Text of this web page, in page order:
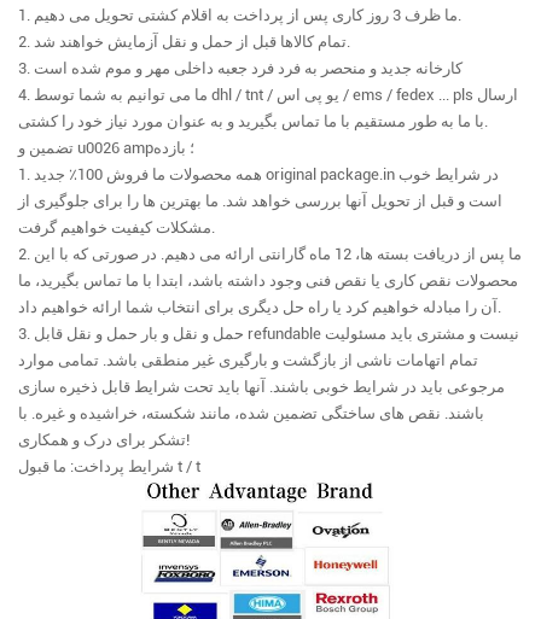
1. ما ظرف 3 روز کاری پس از پرداخت به اقلام کشتی تحویل می دهیم.
2. تمام کالاها قبل از حمل و نقل آزمایش خواهند شد.
3. کارخانه جدید و منحصر به فرد فرد جعبه داخلی مهر و موم شده است
4. ما می توانیم به شما توسط dhl / tnt / یو پی اس / ems / fedex ... pls ارسال
با ما به طور مستقیم با ما تماس بگیرید و به عنوان مورد نیاز خود را کشتی.
تضمین و u0026 amp؛ بازده
1. همه محصولات ما فروش 100٪ جدید original package.in در شرایط خوب
است و قبل از تحویل آنها بررسی خواهد شد. ما بهترین ها را برای جلوگیری از
مشکلات کیفیت خواهیم گرفت.
2. ما پس از دریافت بسته ها، 12 ماه گارانتی ارائه می دهیم. در صورتی که با این
محصولات نقص کاری یا نقص فنی وجود داشته باشد، ابتدا با ما تماس بگیرید، ما
آن را مبادله خواهیم کرد یا راه حل دیگری برای انتخاب شما ارائه خواهیم داد.
3. حمل و نقل و بار حمل و نقل قابل refundable نیست و مشتری باید مسئولیت
تمام اتهامات ناشی از بازگشت و بارگیری غیر منطقی باشد. تمامی موارد
مرجوعی باید در شرایط خوبی باشند. آنها باید تحت شرایط قابل ذخیره سازی
باشند. نقص های ساختگی تضمین شده، مانند شکسته، خراشیده و غیره. با
تشکر برای درک و همکاری!
شرایط پرداخت: ما قبول t / t